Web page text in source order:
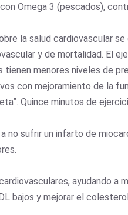
Omega 3 (pescados),
la salud cardiovascular
y de mortalidad. El
menores niveles de
con mejoramiento de la
Quince minutos de
no sufrir un infarto de
ayudando a
bajos y mejorar el colesterol